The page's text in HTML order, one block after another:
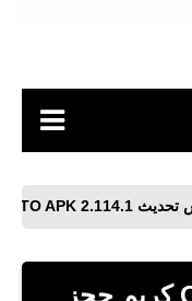
تحميل تطبيق Careem كريم حجز